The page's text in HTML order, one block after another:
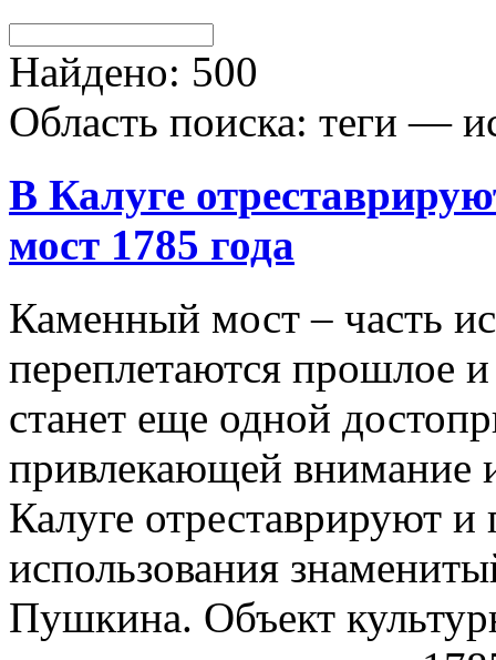
Найдено: 500
Область поиска: теги —
В Калуге
мост 1785 года
Каменный мост – часть
переплетаются прошлое
станет еще одной
привлекающей внимание
Калуге отреставрируют
использования
Пушкина. Объект